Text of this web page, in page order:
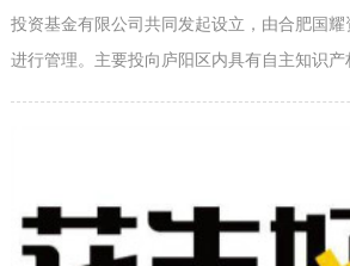
投资基金有限公司共同发起设立，由合肥国耀
进行管理。主要投向庐阳区内具有自主知识